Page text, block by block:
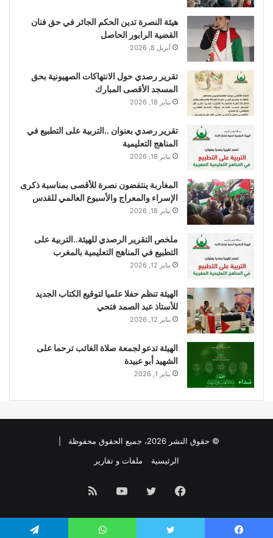
هيئة النصرة تدين الحكم الجائر في حق فنان
القضية الرابور الحاصل
أبريل 8, 2026
تقرير رصدي حول الانتهاكات الصهيونية بحق
المسجد الأقصى المبارك
يناير 18, 2026
تقرير رصدي بعنوان ..التربية على التطبيع في
المناهج التعليمية
يناير 18, 2026
المغاربة ينتفضون نصرة للأقصى بمناسبة ذكرى
الإسراء والمعراج والأسبوع العالمي للقدس
يناير 18, 2026
ملخص التقرير الرصدي للهيئة..التربية على
التطبيع في المناهج التعليمية بالمغرب
يناير 12, 2026
الهيئة تنظم حفلا علميا لتوقيع الكتاب الجديد
للأستاذ عبد الصمد فتحي
يناير 12, 2026
الهيئة تدعو لجمعة صلاة الغائب ترحما على
الشهيد أبو عبيدة
يناير 1, 2026
© حقوق النشر 2026، جميع الحقوق محفوظة |
الرئيسية
ملفات و تقارير
فيسبوك تويتر يوتيوبملخص
الموقع